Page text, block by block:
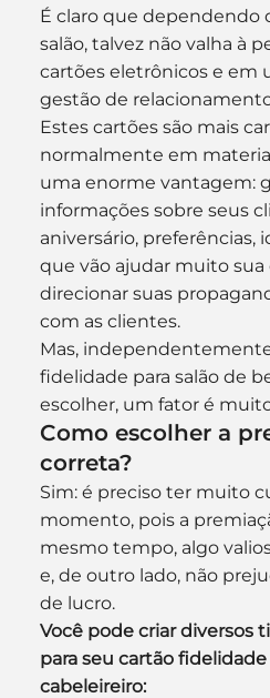
É claro que dependendo
salão, talvez não valha à
cartões eletrônicos e em
gestão de
Estes cartões são mais
normalmente em
uma enorme vantagem:
informações sobre seus
aniversário, preferências,
que vão ajudar muito sua
direcionar suas
com as clientes.
Mas,
fidelidade para salão de
escolher, um fator é
Como escolher a
correta?
Sim: é preciso ter muito
momento, pois a
mesmo tempo, algo
e, de outro lado, não
de lucro.
Você pode criar diversos
para seu cartão fidelidade
cabeleireiro: